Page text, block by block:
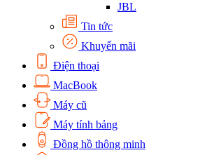
JBL
Tin tức
Khuyến mãi
Điện thoại
MacBook
Máy cũ
Máy tính bảng
Đồng hồ thông minh